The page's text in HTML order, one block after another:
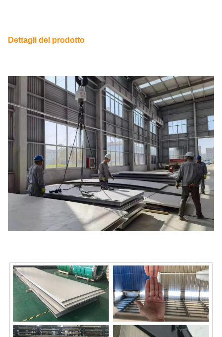
Dettagli del prodotto